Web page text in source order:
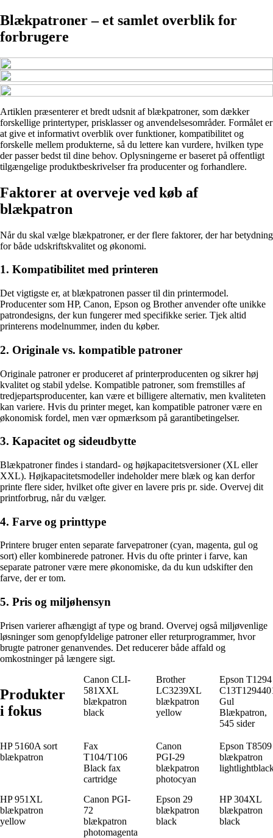
Blækpatroner – et samlet overblik for
forbrugere
Artiklen præsenterer et bredt udsnit af blækpatroner, som dækker
forskellige printertyper, prisklasser og anvendelsesområder. Formålet er
at give et informativt overblik over funktioner, kompatibilitet og
forskelle mellem produkterne, så du lettere kan vurdere, hvilken type
der passer bedst til dine behov. Oplysningerne er baseret på offentligt
tilgængelige produktbeskrivelser fra producenter og forhandlere.
Faktorer at overveje ved køb af
blækpatron
Når du skal vælge blækpatroner, er der flere faktorer, der har betydning
for både udskriftskvalitet og økonomi.
1. Kompatibilitet med printeren
Det vigtigste er, at blækpatronen passer til din printermodel.
Producenter som HP, Canon, Epson og Brother anvender ofte unikke
patrondesigns, der kun fungerer med specifikke serier. Tjek altid
printerens modelnummer, inden du køber.
2. Originale vs. kompatible patroner
Originale patroner er produceret af printerproducenten og sikrer høj
kvalitet og stabil ydelse. Kompatible patroner, som fremstilles af
tredjepartsproducenter, kan være et billigere alternativ, men kvaliteten
kan variere. Hvis du printer meget, kan kompatible patroner være en
økonomisk fordel, men vær opmærksom på garantibetingelser.
3. Kapacitet og sideudbytte
Blækpatroner findes i standard- og højkapacitetsversioner (XL eller
XXL). Højkapacitetsmodeller indeholder mere blæk og kan derfor
printe flere sider, hvilket ofte giver en lavere pris pr. side. Overvej dit
printforbrug, når du vælger.
4. Farve og printtype
Printere bruger enten separate farvepatroner (cyan, magenta, gul og
sort) eller kombinerede patroner. Hvis du ofte printer i farve, kan
separate patroner være mere økonomiske, da du kun udskifter den
farve, der er tom.
5. Pris og miljøhensyn
Prisen varierer afhængigt af type og brand. Overvej også miljøvenlige
løsninger som genopfyldelige patroner eller returprogrammer, hvor
brugte patroner genanvendes. Det reducerer både affald og
omkostninger på længere sigt.
Produkter
i fokus
Canon CLI-
581XXL
blækpatron
black
Brother
LC3239XL
blækpatron
yellow
Epson T1294
Gul
Blækpatron,
545 sider
HP 5160A sort
blækpatron
Fax
T104/T106
Black fax
cartridge
Canon
PGI-29
blækpatron
photocyan
Epson T8509
blækpatron
HP 951XL
blækpatron
yellow
Canon PGI-
72
blækpatron
photomagenta
Epson 29
blækpatron
black
HP 304XL
blækpatron
black